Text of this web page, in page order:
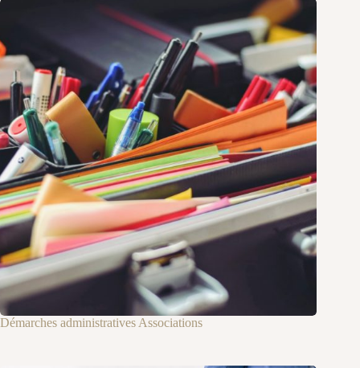
Démarches administratives Associations